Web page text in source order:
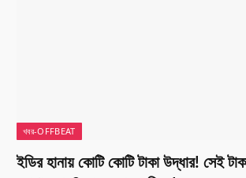
খবর-OFFBEAT
ইডির হানায় কোটি কোটি টাকা উদ্ধার! সেই